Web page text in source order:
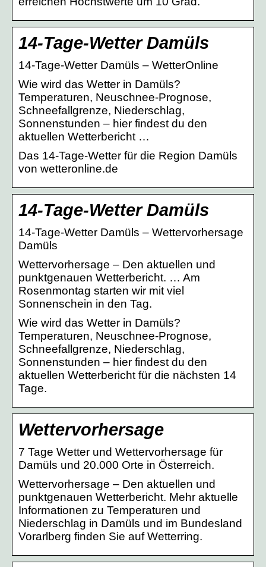
14-Tage-Wetter Damüls
14-Tage-Wetter Damüls – WetterOnline
Wie wird das Wetter in Damüls?
Temperaturen, Neuschnee-Prognose,
Schneefallgrenze, Niederschlag,
Sonnenstunden – hier findest du den
aktuellen Wetterbericht …
Das 14-Tage-Wetter für die Region Damüls
von wetteronline.de
14-Tage-Wetter Damüls
14-Tage-Wetter Damüls – Wettervorhersage
Damüls
Wettervorhersage – Den aktuellen und
punktgenauen Wetterbericht. … Am
Rosenmontag starten wir mit viel
Sonnenschein in den Tag.
Wie wird das Wetter in Damüls?
Temperaturen, Neuschnee-Prognose,
Schneefallgrenze, Niederschlag,
Sonnenstunden – hier findest du den
aktuellen Wetterbericht für die nächsten 14
Tage.
Wettervorhersage
7 Tage Wetter und Wettervorhersage für
Damüls und 20.000 Orte in Österreich.
Wettervorhersage – Den aktuellen und
punktgenauen Wetterbericht. Mehr aktuelle
Informationen zu Temperaturen und
Niederschlag in Damüls und im Bundesland
Vorarlberg finden Sie auf Wetterring.